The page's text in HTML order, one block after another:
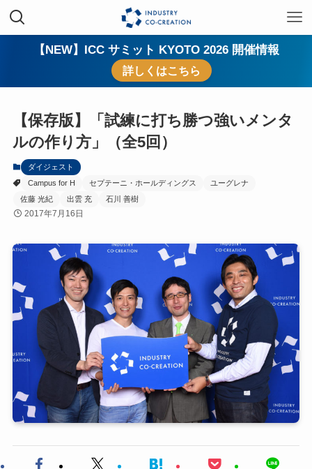
【NEW】ICC サミット KYOTO 2026 開催情報
詳しくはこちら
【保存版】「試練に打ち勝つ強いメンタ
ルの作り方」（全5回）
ダイジェスト
Campus for H
セプテーニ・ホールディングス
ユーグレナ
佐藤 光紀
出雲 充 石川 善樹
2017年7月16日